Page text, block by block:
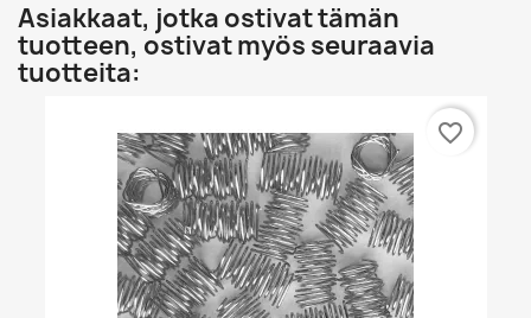
Asiakkaat, jotka ostivat tämän
tuotteen, ostivat myös seuraavia
tuotteita:
favorite_border